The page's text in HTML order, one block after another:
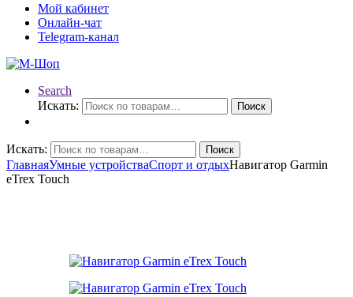
Мой кабинет
Онлайн-чат
Telegram-канал
Search
Искать:
Поиск
Искать: Поиск
ГлавнаяУмные устройстваСпорт и отдыхНавигатор Garmin
eTrex Touch